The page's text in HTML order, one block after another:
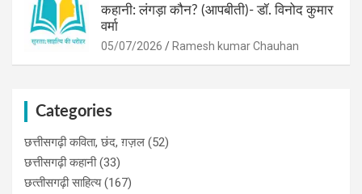
कहानी: लंगड़ा कौन? (आपबीती)​- डॉ. विनोद कुमार
वर्मा
05/07/2026 Ramesh kumar Chauhan
Categories
छत्तीसगढ़ी कविता, छंद, ग़ज़ल (52)
छत्तीसगढ़ी कहानी(33)
छत्‍तीसगढ़ी साहित्‍य(167)